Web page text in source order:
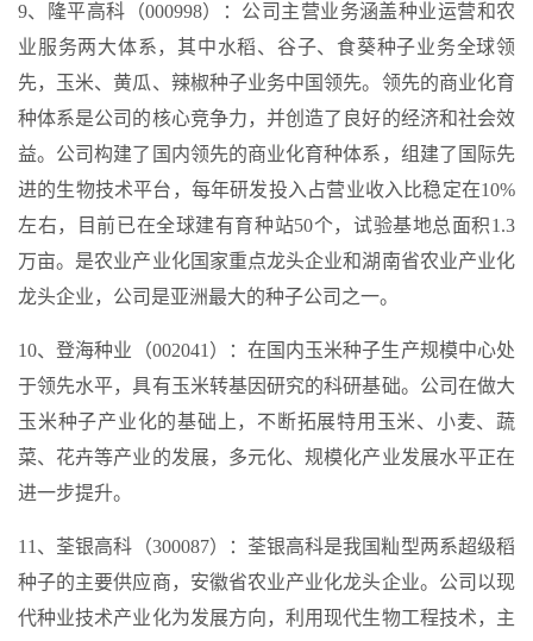
9、隆平高科（000998）：公司主营业务涵盖种业运营和农
业服务两大体系，其中水稻、谷子、食葵种子业务全球领
先，玉米、黄瓜、辣椒种子业务中国领先。领先的商业化育
种体系是公司的核心竞争力，并创造了良好的经济和社会效
益。公司构建了国内领先的商业化育种体系，组建了国际先
进的生物技术平台，每年研发投入占营业收入比稳定在10%
左右，目前已在全球建有育种站50个，试验基地总面积1.3
万亩。是农业产业化国家重点龙头企业和湖南省农业产业化
龙头企业，公司是亚洲最大的种子公司之一。
10、登海种业（002041）：在国内玉米种子生产规模中心处
于领先水平，具有玉米转基因研究的科研基础。公司在做大
玉米种子产业化的基础上，不断拓展特用玉米、小麦、蔬
菜、花卉等产业的发展，多元化、规模化产业发展水平正在
进一步提升。
11、荃银高科（300087）：荃银高科是我国籼型两系超级稻
种子的主要供应商，安徽省农业产业化龙头企业。公司以现
代种业技术产业化为发展方向，利用现代生物工程技术，主